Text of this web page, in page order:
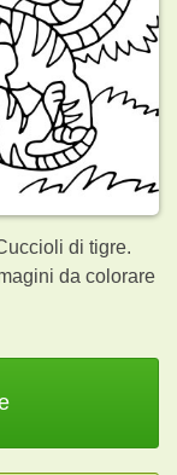
di tigre.
da colorare